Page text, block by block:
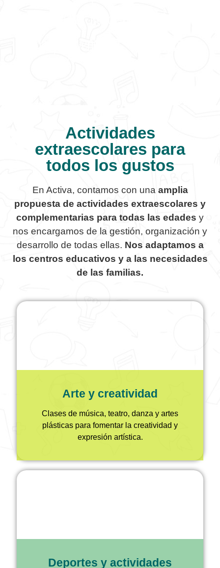
Actividades
extraescolares para
todos los gustos
En Activa, contamos con una amplia
propuesta de actividades extraescolares y
complementarias para todas las edades y
nos encargamos de la gestión, organización y
desarrollo de todas ellas. Nos adaptamos a
los centros educativos y a las necesidades
de las familias.
Arte y creatividad
Clases de música, teatro, danza y artes
plásticas para fomentar la creatividad y
expresión artística.
Deportes y actividades